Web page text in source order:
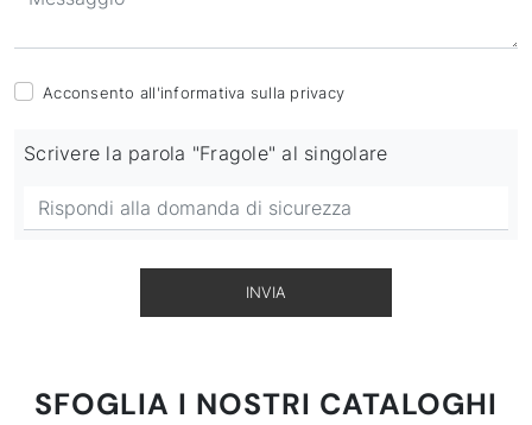
SFOGLIA I NOSTRI CATALOGHI
Acconsento all'informativa sulla privacy
Scrivere la parola "Fragole" al singolare
INVIA